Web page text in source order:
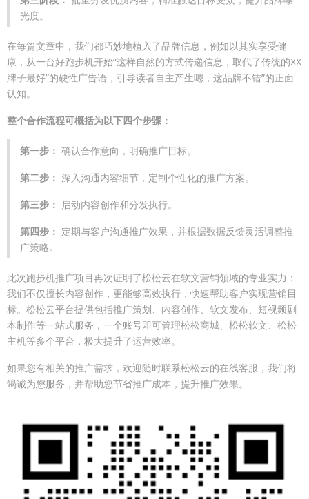
光度。
在每篇文章中，我们都巧妙地植入了品牌信息，例如以其实享受健
康，从一台好跑步机开始”这样自然的方式传递信息，取代了传统的XX
牌子最好”的硬性广告语，引导读者自主产生嗯，这品牌不错”的正面
认知。
整个合作流程可概括为以下四个步骤：
第一步： 确认合作意向，明确推广目标。
第二步： 深入沟通内容细节，定制个性化的推广方案。
第三步： 启动内容创作和分发执行。
第四步： 定期与客户沟通推广效果，并根据数据反馈灵活调整推
广策略。
此次跑步机推广项目再次证明了松松云在软文营销领域的专业实力：
我们不仅擅长内容创作，更能够高效执行，快速帮助客户实现营销目
标。松松云平台提供包括推广策划、内容创作、软文发布、短视频剧
本制作等一站式服务，一个账号即可管理松松商城、松松软文、松松
主机等多个平台，极大提升了运营效率。
如果您有相关的推广需求，欢迎随时联系松松云的在线客服，我们将
竭诚为您服务，并帮助您节省推广成本，提升推广效果。